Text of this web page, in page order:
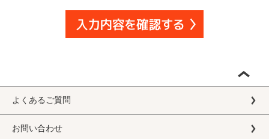
よくあるご質問
お問い合わせ